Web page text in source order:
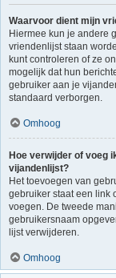
Waarvoor dient mijn
Hiermee kun je andere
vriendenlijst staan
kunt controleren of ze
mogelijk dat hun
gebruiker aan je
standaard verborgen.
Omhoog
Hoe verwijder of voeg
vijandenlijst?
Het toevoegen van
gebruiker staat een link
voegen. De tweede
gebruikersnaam
lijst verwijderen.
Omhoog